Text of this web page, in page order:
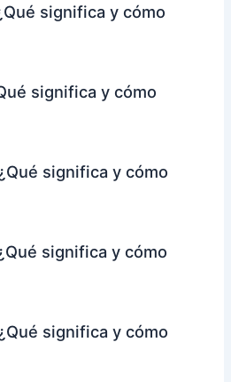
significa y cómo
significa y cómo
significa y cómo
significa y cómo
significa y cómo